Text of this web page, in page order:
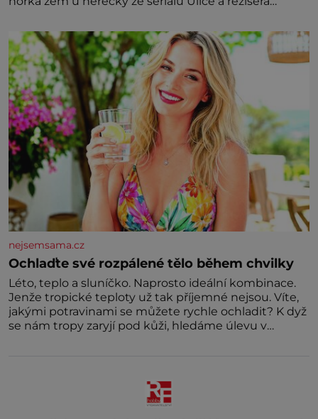
nejsemsama.cz
Ochlaďte své rozpálené tělo během chvilky
Léto, teplo a sluníčko. Naprosto ideální kombinace.
Jenže tropické teploty už tak příjemné nejsou. Víte,
jakými potravinami se můžete rychle ochladit? K dyž
se nám tropy zaryjí pod kůži, hledáme úlevu v